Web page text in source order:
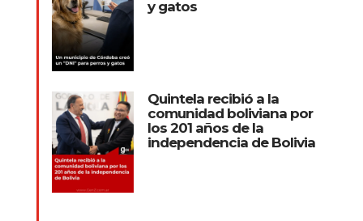
y gatos
Quintela recibió a la
comunidad boliviana por
los 201 años de la
independencia de Bolivia